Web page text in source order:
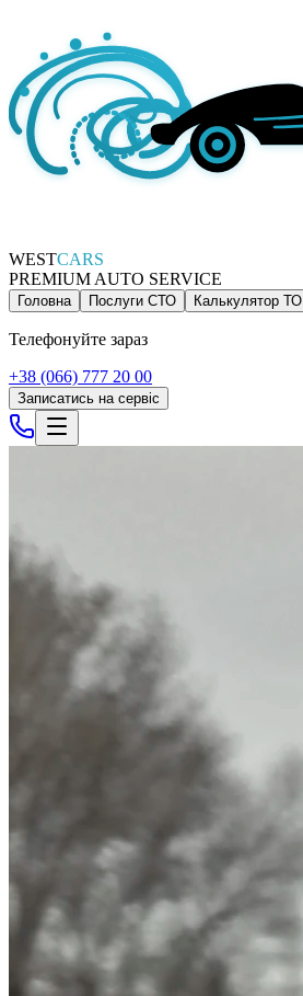
WESTCARS
PREMIUM AUTO SERVICE
Головна Послуги СТО Калькулятор ТО
Телефонуйте зараз
+38 (066) 777 20 00
Записатись на сервіс